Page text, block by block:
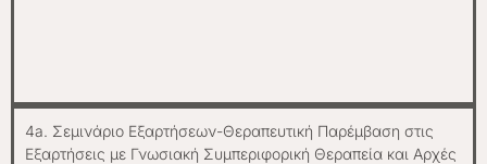
4a. Σεμινάριο Εξαρτήσεων-Θεραπευτική Παρέμβαση στις
Εξαρτήσεις με Γνωσιακή Συμπεριφορική Θεραπεία και Αρχές